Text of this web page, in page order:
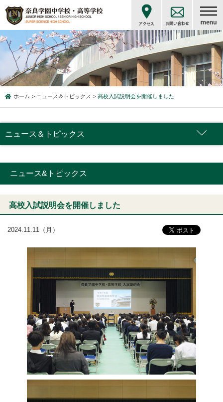
ホーム ニュース＆トピックス 高校入試説明会を開催しました
ニュース＆トピックス
ニュース&トピックス
高校入試説明会を開催しました
2024.11.11（月）